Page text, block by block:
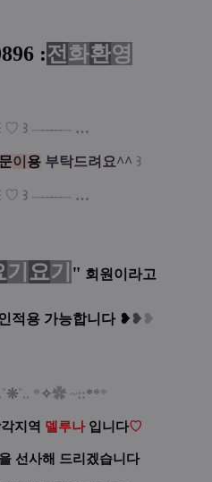
:전화환영
♡ ꒱ --------- …
문이 용 부탁드려요^^ ꒱
♡ ꒱ --------- …
기 요기 " 회원이라고
적용 가능합니다 ❥❥ ❥
❊˚.. *✧✿ ~::***
지역 델루나 입니다♡
선사해 드리겠습니다